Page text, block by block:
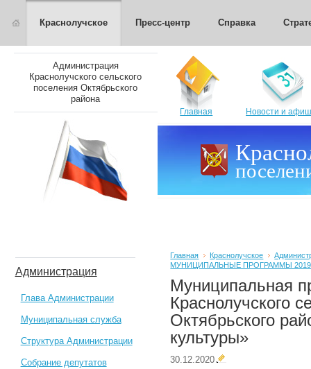
Краснолучское Пресс-центр Справка
Администрация
Краснолучского сельского
поселения Октябрьского
района
Главная Новости и
Администрация
Глава Администрации
Муниципальная служба
Структура Администрации
Собрание депутатов
Главная Краснолучское
МУНИЦИПАЛЬНЫЕ ПРОГРАММЫ 2019-
Муниципальная
Краснолучского
Октябрьского
культуры»
30.12.2020